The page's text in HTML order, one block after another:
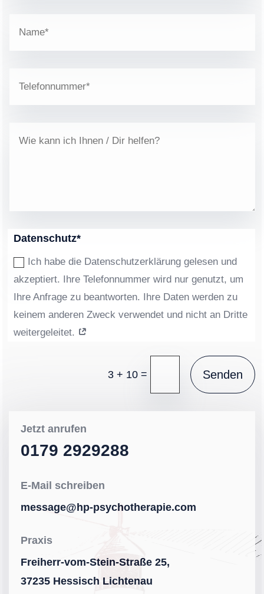
Datenschutz*
Ich habe die Datenschutzerklärung gelesen und
akzeptiert. Ihre Telefonnummer wird nur genutzt, um
Ihre Anfrage zu beantworten. Ihre Daten werden zu
keinem anderen Zweck verwendet und nicht an Dritte
weitergeleitet.
3 + 10= Senden
Jetzt anrufen
0179 2929288
E-Mail schreiben
message@hp-psychotherapie.com
Praxis
Freiherr-vom-Stein-Straße 25,
37235 Hessisch Lichtenau